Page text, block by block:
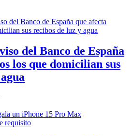
del Banco de España
los que domicilian sus